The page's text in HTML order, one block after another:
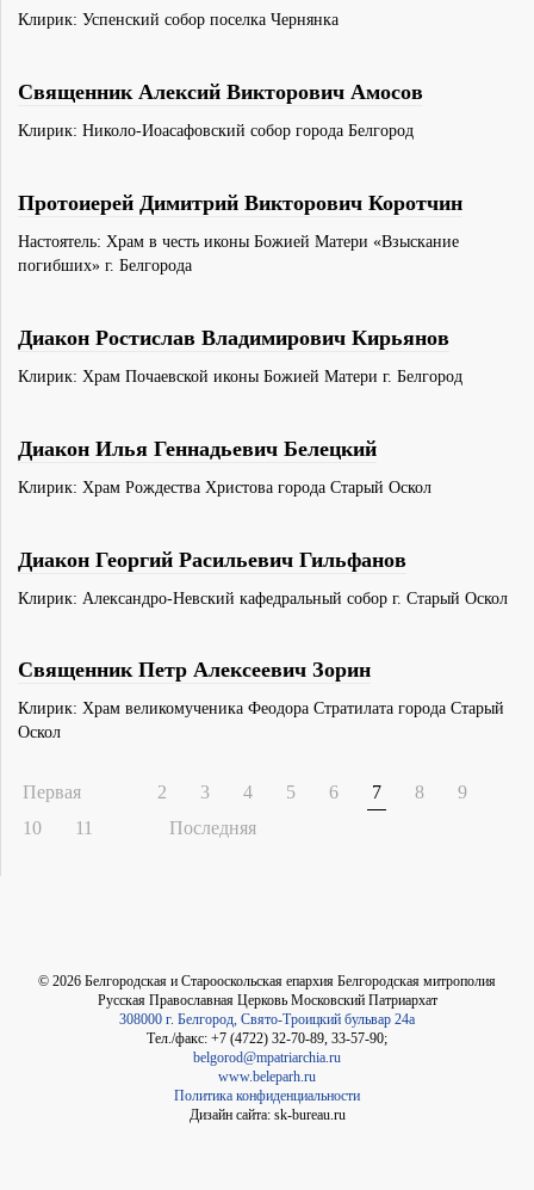
Клирик: Успенский собор поселка Чернянка
Священник Алексий Викторович Амосов
Клирик: Николо-Иоасафовский собор города Белгород
Протоиерей Димитрий Викторович Коротчин
Настоятель: Храм в честь иконы Божией Матери «Взыскание
погибших» г. Белгорода
Диакон Ростислав Владимирович Кирьянов
Клирик: Храм Почаевской иконы Божией Матери г. Белгород
Диакон Илья Геннадьевич Белецкий
Клирик: Храм Рождества Христова города Старый Оскол
Диакон Георгий Расильевич Гильфанов
Клирик: Александро-Невский кафедральный собор г. Старый Оскол
Священник Петр Алексеевич Зорин
Клирик: Храм великомученика Феодора Стратилата города Старый
Оскол
Первая 2 3 4 5 6 7 8
9
10
11 Последняя
© 2026 Белгородская и Старооскольская епархия Белгородская митрополия
Русская Православная Церковь Московский Патриархат
308000 г. Белгород, Свято-Троицкий бульвар 24а
Тел./факс: +7 (4722) 32-70-89, 33-57-90;
belgorod@mpatriarchia.ru
www.beleparh.ru
Политика конфиденциальности
Дизайн сайта: sk-bureau.ru